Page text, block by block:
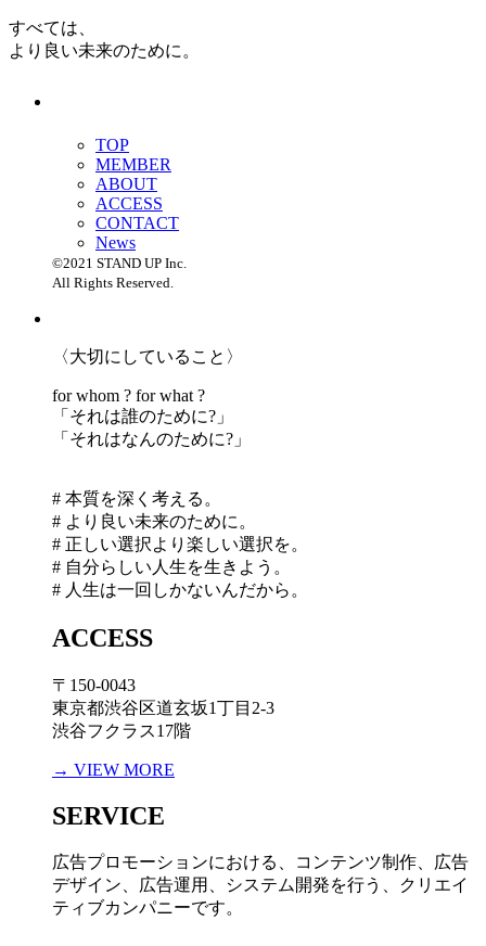
すべては、
より良い未来のために。
TOP
MEMBER
ABOUT
ACCESS
CONTACT
News
©2021 STAND UP Inc.
All Rights Reserved.
〈大切にしていること〉
for whom ? for what ?
「 それは誰のために?」
「 それはなんのために?」
# 本質を深く考える。
# より良い未来のために。
# 正しい選択より楽しい選択を。
# 自分らしい人生を生きよう。
# 人生は一回しかないんだから。
ACCESS
〒150-0043
東京都渋谷区道玄坂1丁目2-3
渋谷フクラス17階
→ VIEW MORE
SERVICE
広告プロモーションにおける、コンテンツ制作、広告
デザイン、広告運用、システム開発を行う、
クリエイ
ティブカンパニーです。